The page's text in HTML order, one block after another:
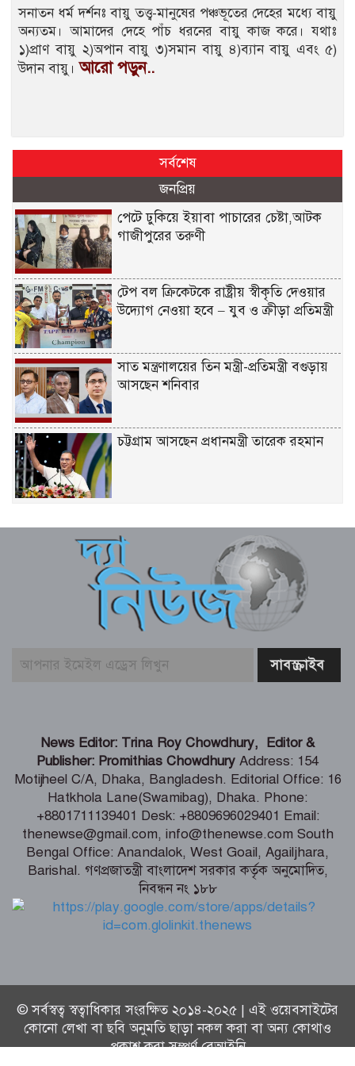
সনাতন ধর্ম দর্শনঃ বায়ু তত্ত্ব-মানুষের পঞ্চভূতের দেহের মধ্যে বায়ু
অন্যতম। আমাদের দেহে পাঁচ ধরনের বায়ু কাজ করে। যথাঃ
১)প্রাণ বায়ু ২)অপান বায়ু ৩)সমান বায়ু ৪)ব্যান বায়ু এবং ৫)
উদান বায়ু।আরো পড়ুন..
সর্বশেষ
জনপ্রিয়
পেটে ঢুকিয়ে ইয়াবা পাচারের চেষ্টা,আটক
গাজীপুরের তরুণী
টেপ বল ক্রিকেটকে রাষ্ট্রীয় স্বীকৃতি দেওয়ার
উদ্যোগ নেওয়া হবে – যুব ও ক্রীড়া প্রতিমন্ত্রী
সাত মন্ত্রণালয়ের তিন মন্ত্রী-প্রতিমন্ত্রী বগুড়ায়
আসছেন শনিবার
চট্টগ্রাম আসছেন প্রধানমন্ত্রী তারেক রহমান
বাবার ভবিষ্যৎ স্বপ্নের সমাধি
জুলাই আন্দোলনের ত্যাগকে চূড়ান্ত পর্যায়ে
নিয়ে যেতে হবে – তথ্যমন্ত্রী
পুলিশ কর্মকর্তাদের নিয়ে অপপ্রচার, কঠোর
শিগগিরই শুরু হবে তিস্তা মহাপরিকল্পনা
বাস্তবায়নের কাজ – পানি সম্পদ মন্ত্রী
সংবাদপত্র সমাজের দর্পণ – মৎস্য ও
প্রাণিসম্পদ প্রতিমন্ত্রী
শেখ হাসিনা কি বেঁচে আছেন, না কি মারা
গেছেন- রাশেদ খাঁন
News Editor: Trina Roy Chowdhury, Editor &
Publisher: Promithias Chowdhury Address: 154
Motijheel C/A, Dhaka, Bangladesh. Editorial Office: 16
Hatkhola Lane(Swamibag), Dhaka. Phone:
+8801711139401 Desk: +8809696029401 Email:
thenewse@gmail.com, info@thenewse.com South
Bengal Office: Anandalok, West Goail, Agailjhara,
Barishal. গণপ্রজাতন্ত্রী বাংলাদেশ সরকার কর্তৃক অনুমোদিত,
নিবন্ধন নং ১৮৮
© সর্বস্বত্ব স্বত্বাধিকার সংরক্ষিত ২০১৪-২০২৫ | এই ওয়েবসাইটের
কোনো লেখা বা ছবি অনুমতি ছাড়া নকল করা বা অন্য কোথাও
প্রকাশ করা সম্পূর্ণ বেআইনি